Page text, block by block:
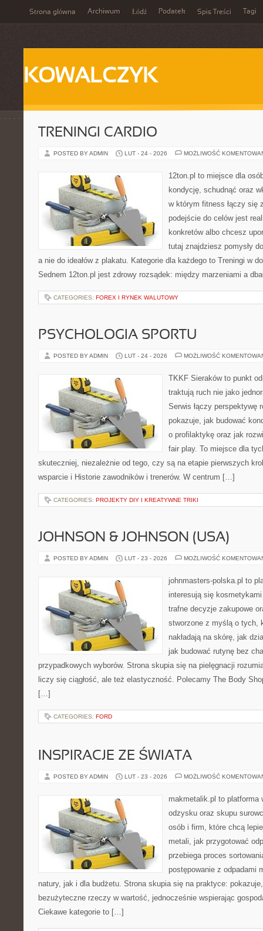
Strona główna Archiwum Łódź Podatek Spis Treści Tagi
KOWALCZYK
TRENINGI CARDIO
POSTED BY ADMIN LUT - 24 - 2026 MOŻLIWOŚĆ
12ton.pl to miejsce dla
kondycję, schudnąć oraz
w którym fitness łączy się
podejście do celów jest
konkretów albo chcesz
tutaj znajdziesz pomysły
a nie do ideałów z plakatu. Kategorie dla każdego to Treningi w
Sednem 12ton.pl jest zdrowy rozsądek: między marzeniami a
CATEGORIES: FOREX I RYNEK WALUTOWY
PSYCHOLOGIA SPORTU
POSTED BY ADMIN LUT - 24 - 2026 MOŻLIWOŚĆ
TKKF Sieraków to punkt
traktują ruch nie jako
Serwis łączy perspektywę
pokazuje, jak budować
o profilaktykę oraz jak
fair play. To miejsce dla
skuteczniej, niezależnie od tego, czy są na etapie pierwszych
wsparcie i Historie zawodników i trenerów. W centrum […]
CATEGORIES: PROJEKTY DIY I KREATYWNE TRIKI
JOHNSON & JOHNSON (USA)
POSTED BY ADMIN LUT - 23 - 2026 MOŻLIWOŚĆ
johnmasters-polska.pl to
interesują się
trafne decyzje zakupowe
stworzone z myślą o tych,
nakładają na skórę, jak
jak budować rutynę bez
przypadkowych wyborów. Strona skupia się na pielęgnacji
liczy się ciągłość, ale też elastyczność. Polecamy The Body
[…]
CATEGORIES: FORD
INSPIRACJE ZE ŚWIATA
POSTED BY ADMIN LUT - 23 - 2026 MOŻLIWOŚĆ
makmetalik.pl to platforma
odzysku oraz skupu
osób i firm, które chcą
metali, jak przygotować
przebiega proces
postępowanie z odpadami
natury, jak i dla budżetu. Strona skupia się na praktyce:
bezużyteczne rzeczy w wartość, jednocześnie wspierając
Ciekawe kategorie to […]